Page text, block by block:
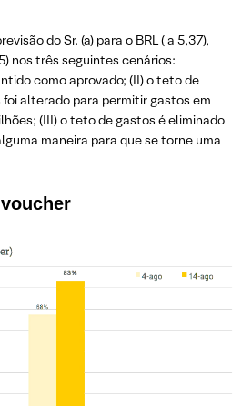
do Sr. (a) para o BRL ( a 5,37),
nos três seguintes cenários:
como aprovado; (II) o teto de
alterado para permitir gastos em
(III) o teto de gastos é eliminado
maneira para que se torne uma